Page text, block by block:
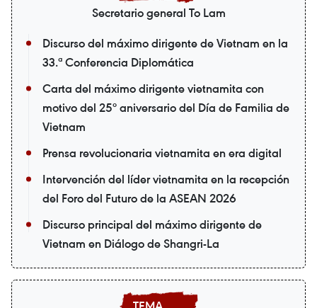
Secretario general To Lam
Discurso del máximo dirigente de Vietnam en la
33.ª Conferencia Diplomática
Carta del máximo dirigente vietnamita con
motivo del 25º aniversario del Día de Familia de
Vietnam
Prensa revolucionaria vietnamita en era digital
Intervención del líder vietnamita en la recepción
del Foro del Futuro de la ASEAN 2026
Discurso principal del máximo dirigente de
Vietnam en Diálogo de Shangri-La